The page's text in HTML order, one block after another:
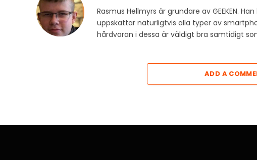
Rasmus Hellmyrs är grundare av GEEKEN.
uppskattar naturligtvis alla typer av
hårdvaran i dessa är väldigt bra samtidigt
ADD A